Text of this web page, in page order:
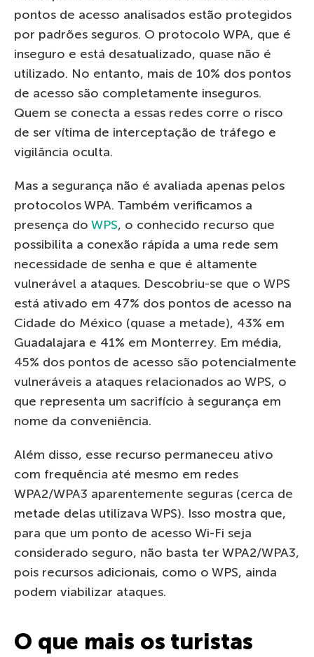
pontos de acesso analisados estão protegidos
por padrões seguros. O protocolo WPA, que é
inseguro e está desatualizado, quase não é
utilizado. No entanto, mais de 10% dos pontos
de acesso são completamente inseguros.
Quem se conecta a essas redes corre o risco
de ser vítima de interceptação de tráfego e
vigilância oculta.
Mas a segurança não é avaliada apenas pelos
protocolos WPA. Também verificamos a
presença do WPS, o conhecido recurso que
possibilita a conexão rápida a uma rede sem
necessidade de senha e que é altamente
vulnerável a ataques. Descobriu-se que o WPS
está ativado em 47% dos pontos de acesso na
Cidade do México (quase a metade), 43% em
Guadalajara e 41% em Monterrey. Em média,
45% dos pontos de acesso são potencialmente
vulneráveis a ataques relacionados ao WPS, o
que representa um sacrifício à segurança em
nome da conveniência.
Além disso, esse recurso permaneceu ativo
com frequência até mesmo em redes
WPA2/WPA3 aparentemente seguras (cerca de
metade delas utilizava WPS). Isso mostra que,
para que um ponto de acesso Wi-Fi seja
considerado seguro, não basta ter WPA2/WPA3,
pois recursos adicionais, como o WPS, ainda
podem viabilizar ataques.
O que mais os turistas